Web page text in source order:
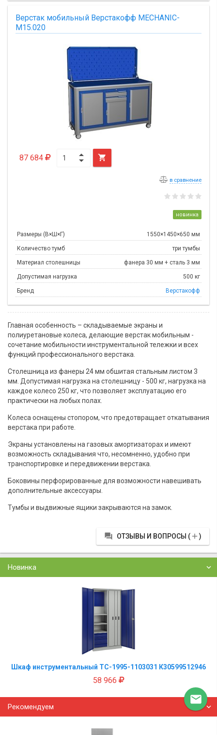
Верстак мобильный Верстакофф MECHANIC-
М15.020
87 684 
в сравнение
новинка
Размеры (В×Ш×Г) 1550×1450×650 мм
Количество тумб три тумбы
Материал столешницы фанера 30 мм + сталь 3 мм
Допустимая нагрузка 500 кг
Бренд Верстакофф
Главная особенность – складываемые экраны и
полиуретановые колеса, делающие верстак мобильным -
сочетание мобильности инструментальной тележки и всех
функций профессионального верстака.
Столешница из фанеры 24 мм обшитая стальным листом 3
мм. Допустимая нагрузка на столешницу - 500 кг, нагрузка на
каждое колесо 250 кг, что позволяет эксплуатацию его
практически на любых полах.
Колеса оснащены стопором, что предотвращает откатывания
верстака при работе.
Экраны установлены на газовых амортизаторах и имеют
возможность складывания что, несомненно, удобно при
транспортировке и передвижении верстака.
Боковины перфорированные для возможности навешивать
дополнительные аксессуары.
Тумбы и выдвижные ящики закрываются на замок.
 ОТЗЫВЫ И ВОПРОСЫ ()
Новинка
Шкаф инструментальный TC-1995-1103031 К30599512946
58 966
Рекомендуем
